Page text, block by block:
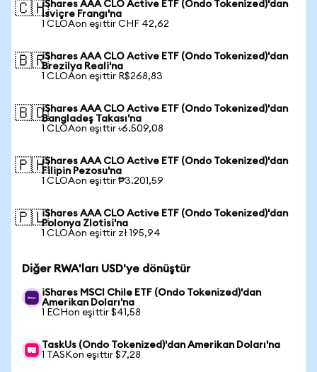
🇨🇭iShares AAA CLO Active ETF (Ondo Tokenized)'dan
İsviçre Frangı'na
1 CLOAon eşittir CHF 42,62
🇧🇷iShares AAA CLO Active ETF (Ondo Tokenized)'dan
Brezilya Reali'na
1 CLOAon eşittir R$268,83
🇧🇩iShares AAA CLO Active ETF (Ondo Tokenized)'dan
Bangladeş Takası'na
1 CLOAon eşittir ৳6.509,08
🇵🇭iShares AAA CLO Active ETF (Ondo Tokenized)'dan
Filipin Pezosu'na
1 CLOAon eşittir ₱3.201,59
🇵🇱iShares AAA CLO Active ETF (Ondo Tokenized)'dan
Polonya Zlotisi'na
1 CLOAon eşittir zł 195,94
Diğer RWA'ları USD'ye dönüştür
iShares MSCI Chile ETF (Ondo Tokenized)'dan
Amerikan Doları'na
1 ECHon eşittir $41,58
TaskUs (Ondo Tokenized)'dan Amerikan Doları'na
1 TASKon eşittir $7,28